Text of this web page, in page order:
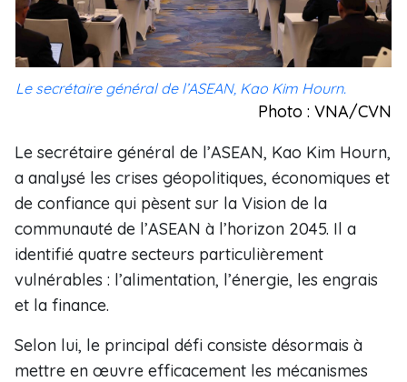
Le secrétaire général de l’ASEAN, Kao Kim Hourn.
Photo : VNA/CVN
Le secrétaire général de l’ASEAN, Kao Kim Hourn,
a analysé les crises géopolitiques, économiques et
de confiance qui pèsent sur la Vision de la
communauté de l’ASEAN à l’horizon 2045. Il a
identifié quatre secteurs particulièrement
vulnérables : l’alimentation, l’énergie, les engrais
et la finance.
Selon lui, le principal défi consiste désormais à
mettre en œuvre efficacement les mécanismes